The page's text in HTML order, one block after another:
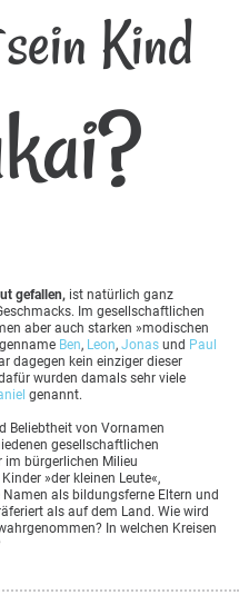
Kind
gefallen, ist natürlich ganz
Im gesellschaftlichen
aber auch starken »modischen
Ben, Leon, Jonas und Paul
dagegen kein einziger dieser
wurden damals sehr viele
genannt.
Beliebtheit von Vornamen
gesellschaftlichen
im bürgerlichen Milieu
»der kleinen Leute«,
als bildungsferne Eltern und
als auf dem Land. Wie wird
In welchen Kreisen